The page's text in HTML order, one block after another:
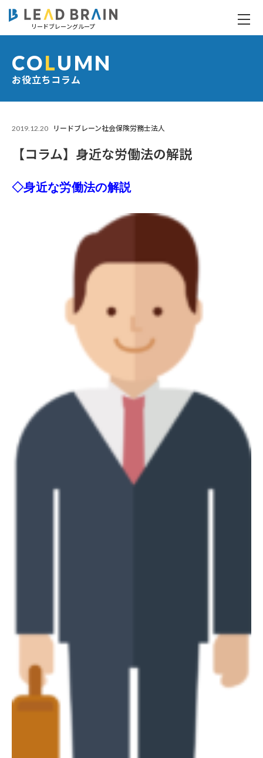
リードブレーングループ
お役立ちコラム
COLUMN
2019.12.20 リードブレーン社会保険労務士法人
【コラム】身近な労働法の解説
◇身近な労働法の解説